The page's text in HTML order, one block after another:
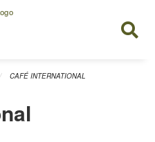
CAFÉ INTERNATIONAL